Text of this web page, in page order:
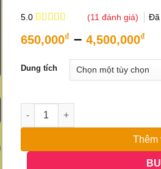
5.0
trên 5
dựa trên
(11 đánh giá) Đã
650,000₫ – 4,500,000₫
từ
Dung tích
Thêm